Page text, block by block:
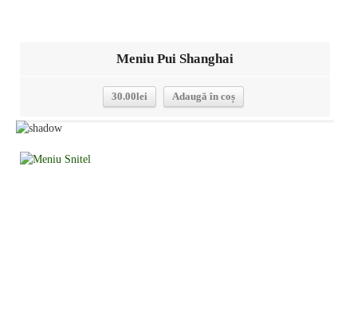
Meniu Pui Shanghai
30.00lei Adaugă în coș